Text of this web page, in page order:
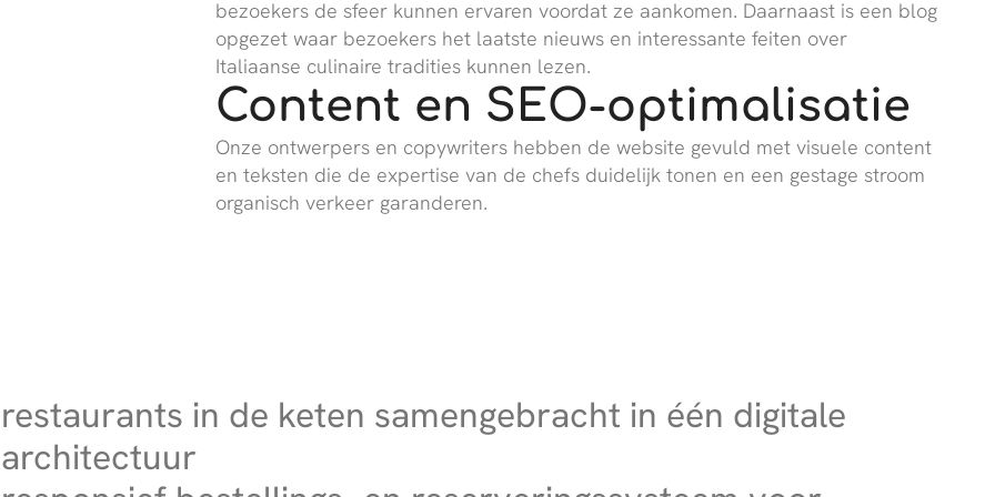
bezoekers de sfeer kunnen ervaren voordat ze aankomen. Daarnaast is een blog
opgezet waar bezoekers het laatste nieuws en interessante feiten over
Italiaanse culinaire tradities kunnen lezen.
Content en SEO-optimalisatie
Onze ontwerpers en copywriters hebben de website gevuld met visuele content
en teksten die de expertise van de chefs duidelijk tonen en een gestage stroom
organisch verkeer garanderen.
restaurants in de keten samengebracht in één digitale
architectuur